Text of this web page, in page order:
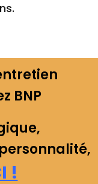
BNP
!